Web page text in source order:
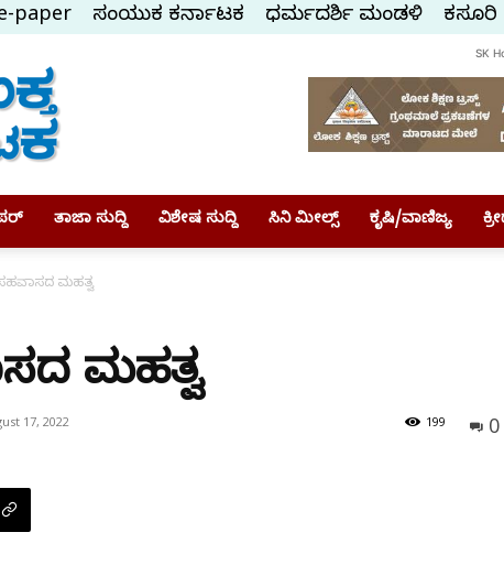
paper ಸಂಯುಕ್ತ ಕರ್ನಾಟಕ ಧರ್ಮದರ್ಶಿ ಮಂಡಳಿ ಕಸ್ತೂರಿ
SK
ತಾಜಾ ಸುದ್ದಿ ವಿಶೇಷ ಸುದ್ದಿ ಸಿನಿ ಮೀಲ್ಸ್ ಕೃಷಿ/ವಾಣಿಜ್ಯ
ಮಹತ್ವ
ಮಹತ್ವ
17, 2022 0
199